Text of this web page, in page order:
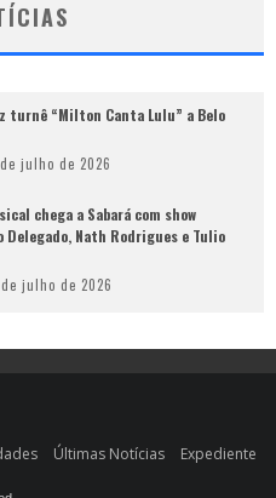
turnê “Milton Canta Lulu” a Belo
julho de 2026
chega a Sabará com show
Nath Rodrigues e Tulio
julho de 2026
Últimas Notícias Expediente